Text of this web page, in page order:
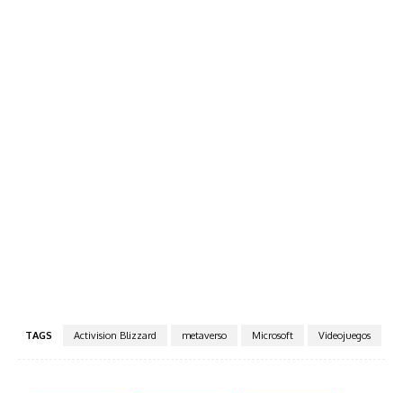
TAGS Activision Blizzard metaverso Microsoft Videojuegos